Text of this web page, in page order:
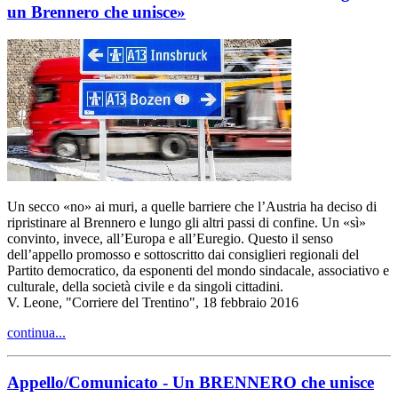
un Brennero che unisce»
Un secco «no» ai muri, a quelle barriere che l’Austria ha deciso di
ripristinare al Brennero e lungo gli altri passi di confine. Un «sì»
convinto, invece, all’Europa e all’Euregio. Questo il senso
dell’appello promosso e sottoscritto dai consiglieri regionali del
Partito democratico, da esponenti del mondo sindacale, associativo e
culturale, della società civile e da singoli cittadini.
V. Leone, "Corriere del Trentino", 18 febbraio 2016
continua...
Appello/Comunicato - Un BRENNERO che unisce